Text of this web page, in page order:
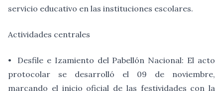
servicio educativo en las instituciones escolares.
Actividades centrales
•
Desfile e Izamiento del Pabellón Nacional: El acto
protocolar se desarrolló el 09 de noviembre,
marcando el inicio oficial de las festividades con la